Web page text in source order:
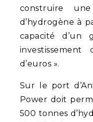
construire
d’hydrogène à
capacité d’un
d’euros ».
Sur le port
Power doit
500 tonnes